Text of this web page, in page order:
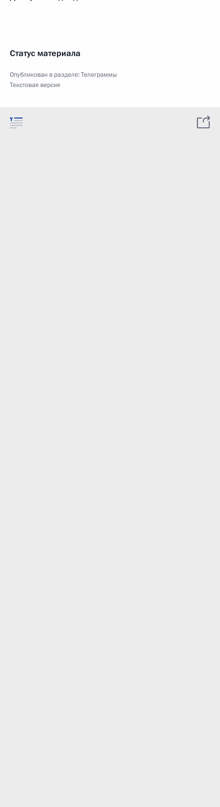
Статус материала
Опубликован в разделе:Телеграммы
Текстовая версия